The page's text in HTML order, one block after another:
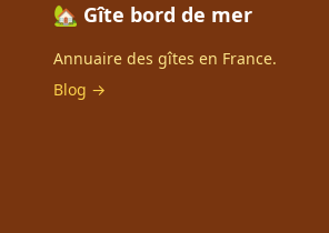
🏡 Gîte bord de mer
Annuaire des gîtes en France.
Blog →